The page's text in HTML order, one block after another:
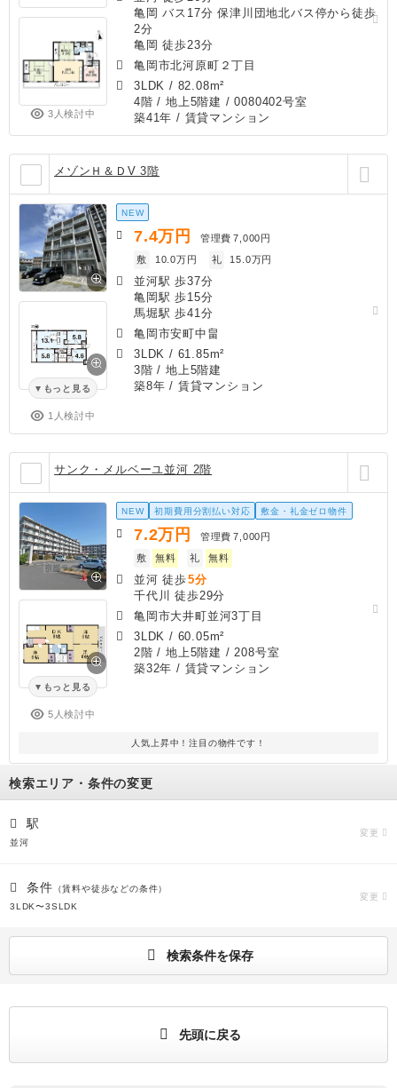
3人検討中
亀岡 バス17分 保津川団地北バス停から徒歩
2分
亀岡 徒歩23分
亀岡市北河原町２丁目
3LDK / 82.08m²
4階 / 地上5階建 / 0080402号室
築41年 / 賃貸マンション
メゾンＨ＆ＤV 3階
もっと見る
1人検討中
NEW
7.4万円 管理費 7,000円
敷
10.0万円 礼 15.0万円
並河駅 歩37分
亀岡駅 歩15分
馬堀駅 歩41分
亀岡市安町中畠
3LDK / 61.85m²
3階 / 地上5階建
築8年 / 賃貸マンション
サンク・メルベーユ並河 2階
もっと見る
5人検討中
NEW 初期費用分割払い対応 敷金・礼金ゼロ物件
7.2万円 管理費 7,000円
敷
無料 礼 無料
並河 徒歩5分
千代川 徒歩29分
亀岡市大井町並河3丁目
3LDK / 60.05m²
2階 / 地上5階建 / 208号室
築32年 / 賃貸マンション
人気上昇中！注目の物件です！
検索エリア・条件の変更
駅
並河
変更
条件 （賃料や徒歩などの条件）
3LDK〜3SLDK
変更
検索条件を保存
先頭に戻る